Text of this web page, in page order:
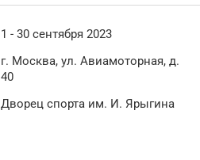
1 - 30 сентября 2023
г. Москва, ул. Авиамоторная, д.
40
Дворец спорта им. И. Ярыгина